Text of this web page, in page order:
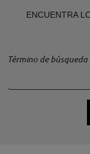
ENCUENTRA
Término de